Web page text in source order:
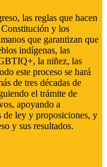
las reglas que hacen
y los
que garantizan que
indígenas, las
la niñez, las
este proceso se hará
de tres décadas de
el trámite de
apoyando a
de ley y proposiciones, y
y sus resultados.